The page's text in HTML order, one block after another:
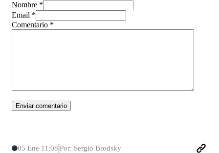
Nombre *
Email *
Comentario *
05 Ene 11:08 Por: Sergio Brodsky